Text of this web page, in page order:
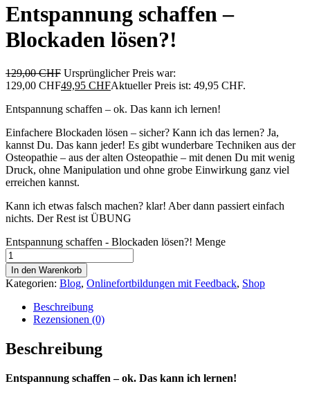
Entspannung schaffen –
Blockaden lösen?!
129,00CHF Ursprünglicher Preis war:
129,00 CHF49,95 CHFAktueller Preis ist: 49,95 CHF.
Entspannung schaffen – ok. Das kann ich lernen!
Einfachere Blockaden lösen – sicher? Kann ich das lernen? Ja,
kannst Du. Das kann jeder! Es gibt wunderbare Techniken aus der
Osteopathie – aus der alten Osteopathie – mit denen Du mit wenig
Druck, ohne Manipulation und ohne grobe Einwirkung ganz viel
erreichen kannst.
Kann ich etwas falsch machen? klar! Aber dann passiert einfach
nichts. Der Rest ist ÜBUNG
Entspannung schaffen - Blockaden lösen?! Menge
In den Warenkorb
Kategorien: Blog, Onlinefortbildungen mit Feedback, Shop
Beschreibung
Rezensionen (0)
Beschreibung
Entspannung schaffen – ok. Das kann ich lernen!